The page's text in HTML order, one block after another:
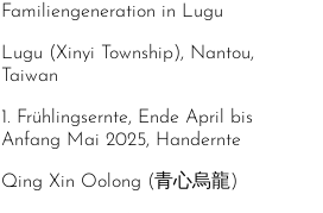
Familiengeneration in Lugu
Lugu (Xinyi Township), Nantou,
Taiwan
1. Frühlingsernte, Ende April bis
Anfang Mai 2025, Handernte
Qing Xin Oolong (青心烏龍)